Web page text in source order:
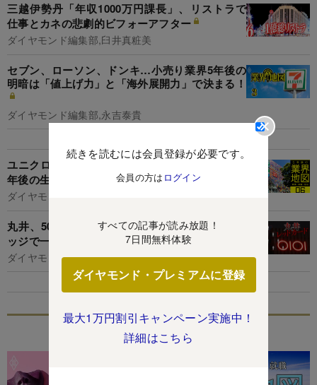
続きを読むには会員登録が必要です。
会員の方は ログイン
すべての記事が読み放題！
7日間無料体験
ダイヤモンド・プレミアムに登録
最大1万円割引キャンペーン実施中！
詳細はこちら
三越伊勢丹「年収1000万円課長」、リストラで
仕事とカネの悲劇的ビフォーアフター
ダイヤモンド編集部,臼井真粧美
セブン、ローソン、ドンキ…小売り業界5年後の
明暗は「値上げ力」と「海外展開力」で決まる！
ダイヤモンド編集部,永吉泰貴
ユニクロ、ニトリ、ゼンショー…小売り＆外食5
年後の生死はこの「3大テーマ」で決まる！
ダイヤモンド編集部,篭島裕亮
丸井、50代で「月給20万円台」も…実は社員バ
ッジで一目瞭然の年収テーブルを全公開
ダイヤモンド編集部,山本興陽
特集